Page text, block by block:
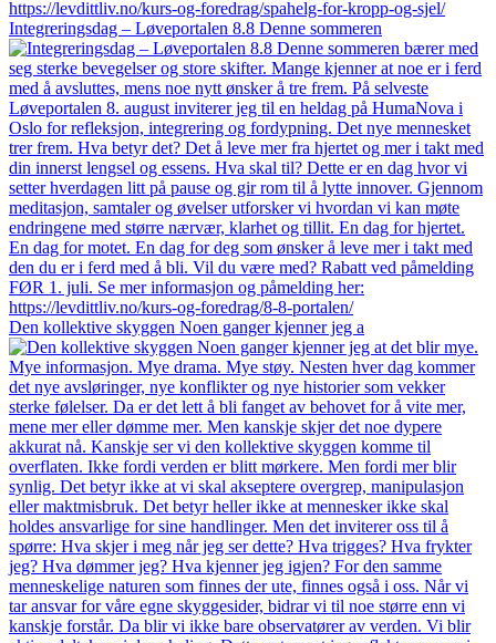
Integreringsdag – Løveportalen 8.8 Denne sommeren
Den kollektive skyggen Noen ganger kjenner jeg a